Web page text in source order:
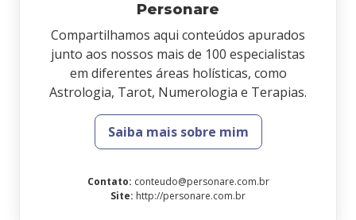
Personare
Compartilhamos aqui conteúdos apurados
junto aos nossos mais de 100 especialistas
em diferentes áreas holísticas, como
Astrologia, Tarot, Numerologia e Terapias.
Saiba mais sobre mim
Contato: conteudo@personare.com.br
Site: http://personare.com.br